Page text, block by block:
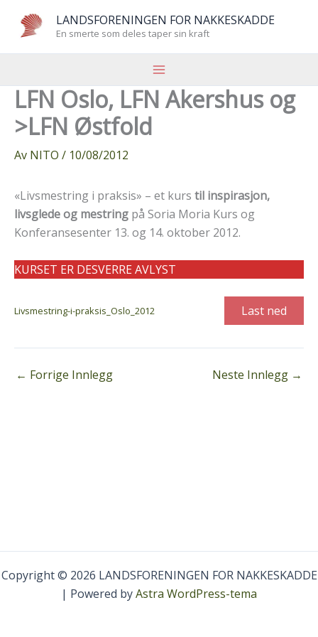
LANDSFORENINGEN FOR NAKKESKADDE
En smerte som deles taper sin kraft
LFN Oslo, LFN Akershus og
>LFN Østfold
Av NITO / 10/08/2012
«Livsmestring i praksis» – et kurs til inspirasjon,
livsglede og mestring på Soria Moria Kurs og
Konferansesenter 13. og 14. oktober 2012.
KURSET ER DESVERRE AVLYST
Livsmestring-i-praksis_Oslo_2012 Last ned
← Forrige Innlegg Neste Innlegg →
Copyright © 2026 LANDSFORENINGEN FOR NAKKESKADDE
| Powered byAstra WordPress-tema